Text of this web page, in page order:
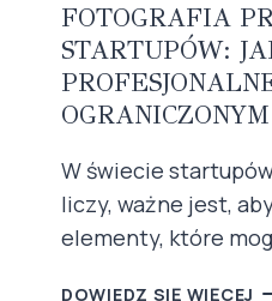
FOTOGRAFIA
STARTUPÓW:
W świecie
liczy, ważne jest,
elementy, które
DOWIEDZ SIĘ WIĘCEJ